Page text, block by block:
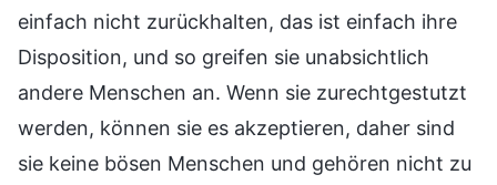
einfach nicht zurückhalten, das ist einfach ihre
Disposition, und so greifen sie unabsichtlich
andere Menschen an. Wenn sie zurechtgestutzt
werden, können sie es akzeptieren, daher sind
sie keine bösen Menschen und gehören nicht zu